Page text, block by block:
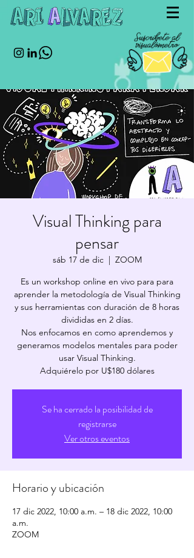
Visual Thinking para
pensar
sáb 17 de dic
  |
ZOOM
Es un workshop online en vivo para para
aprender la metodología de Visual Thinking
y sus herramientas con duración de 8 horas
divididas en 2 días.
Nos enfocamos en como aprendemos y
generamos modelos mentales para poder
usar Visual Thinking.
Adquiérelo por U$180 dólares
Se ha cerrado la posibilidad de
registrarse
Ver otros eventos
Horario y ubicación
17 dic 2022, 10:00 a.m. – 18 dic 2022, 10:00
a.m.
ZOOM